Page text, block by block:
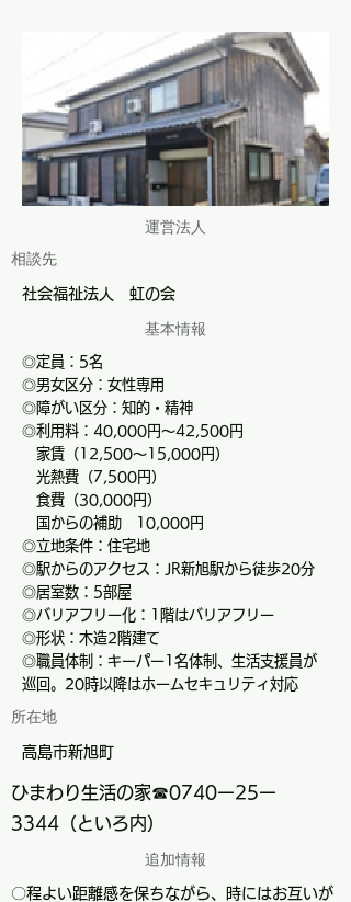
​運営法人
相談先
社会福祉法人 虹の会
基本情報
◎定員：5名
◎男女区分：女性専用
◎障がい区分：知的・精神
◎利用料：40,000円～42,500円
家賃（12,500〜15,000円）
光熱費（7,500円）
食費（30,000円）
国からの補助 10,000円
◎立地条件：住宅地
◎駅からのアクセス：JR新旭駅から徒歩20分
◎居室数：5部屋
◎バリアフリー化：1階はバリアフリー
◎形状：木造2階建て
◎職員体制：キーパー1名体制、生活支援員が
巡回。20時以降はホームセキュリティ対応
所在地
高島市新旭町
ひまわり生活の家☎0740ー25ー
3344（といろ内）
追加情報
〇程よい距離感を保ちながら、時にはお互いが